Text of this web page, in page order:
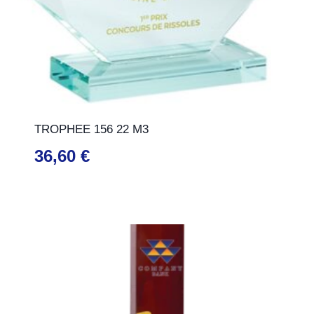
TROPHEE 156 22 M3
36,60 €